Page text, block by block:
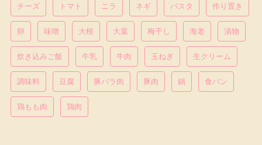
チーズ トマト ニラ ネギ パスタ 作り置き
卵 味噌 大根 大葉 梅干し 海老 漬物
炊き込みご飯 牛乳 牛肉 玉ねぎ 生クリーム
調味料 豆腐 豚バラ肉 豚肉 鍋 食パン
鶏もも肉 鶏肉